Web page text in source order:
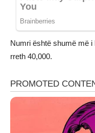
Numri është shumë më
rreth 40,000.